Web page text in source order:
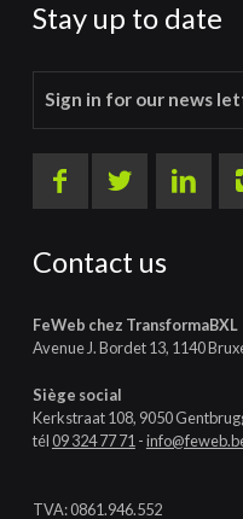
Stay up to date
Sign in for our news
Contact us
FeWeb chez TransformaBXL
Avenue J. Bordet 13, 1140
Siège social
Kerkstraat 108, 9050
tél09 324 77 71 -
TVA: 0861.946.552